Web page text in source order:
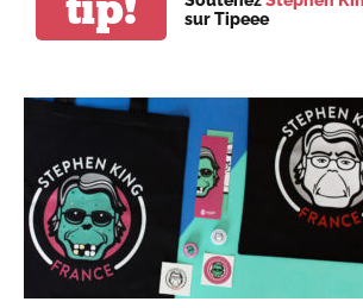
sur Tipeee